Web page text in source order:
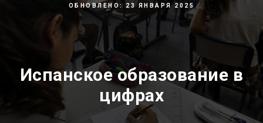
ОБНОВЛЕНО: 23 ЯНВАРЯ 2025
Испанское образование в
цифрах